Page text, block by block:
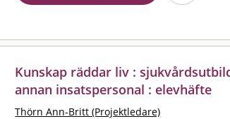
Kunskap räddar liv :
annan insatspersonal : elevhäfte
Thörn Ann-Britt (Projektledare)